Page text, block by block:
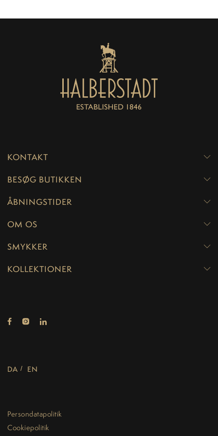
KONTAKT
BESØG BUTIKKEN
ÅBNINGSTIDER
OM OS
SMYKKER
KOLLEKTIONER
DA EN
Persondatapolitik
Cookiepolitik